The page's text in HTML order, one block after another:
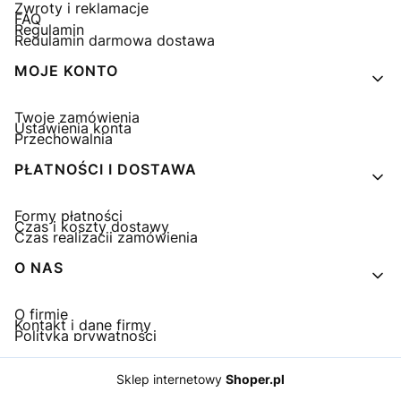
Zwroty i reklamacje
FAQ
Regulamin
Regulamin darmowa dostawa
MOJE KONTO
Twoje zamówienia
Ustawienia konta
Przechowalnia
PŁATNOŚCI I DOSTAWA
Formy płatności
Czas i koszty dostawy
Czas realizacji zamówienia
O NAS
O firmie
Kontakt i dane firmy
Polityka prywatności
Sklep internetowy Shoper.pl